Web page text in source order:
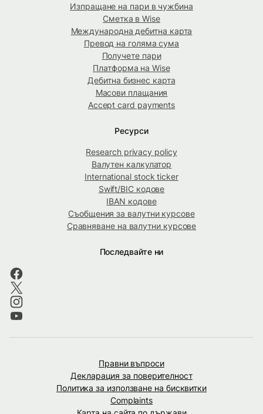
Изпращане на пари в чужбина
Сметка в Wise
Международна дебитна карта
Превод на голяма сума
Получете пари
Платформа на Wise
Дебитна бизнес карта
Масови плащания
Accept card payments
Ресурси
Research privacy policy
Валутен калкулатор
International stock ticker
Swift/BIC кодове
IBAN кодове
Съобщения за валутни курсове
Сравняване на валутни курсове
Последвайте ни
Правни въпроси
Декларация за поверителност
Политика за използване на бисквитки
Complaints